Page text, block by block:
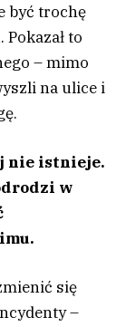
być trochę
to
– mimo
na ulice i
nie istnieje.
w
się
–